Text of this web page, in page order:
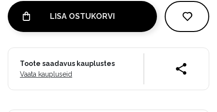
LISA OSTUKORVI
Toote saadavus kauplustes
Vaata kaupluseid